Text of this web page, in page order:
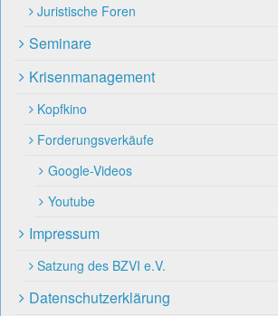
Juristische Foren
Seminare
Krisenmanagement
Kopfkino
Forderungsverkäufe
Google-Videos
Youtube
Impressum
Satzung des BZVI e.V.
Datenschutzerklärung